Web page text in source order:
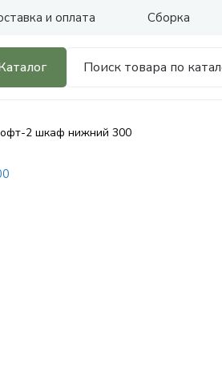
и оплата Сборка
2 шкаф нижний 300